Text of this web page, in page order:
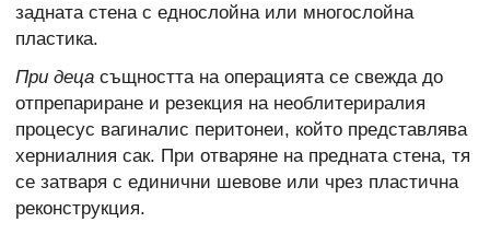
задната стена с еднослойна или многослойна
пластика.
При деца същността на операцията се свежда до
отпрепариране и резекция на необлитериралия
процесус вагиналис перитонеи, който представлява
херниалния сак. При отваряне на предната стена, тя
се затваря с единични шевове или чрез пластична
реконструкция.